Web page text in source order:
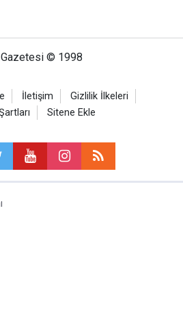
© 1998
İletişim
Gizlilik İlkeleri
Sitene Ekle